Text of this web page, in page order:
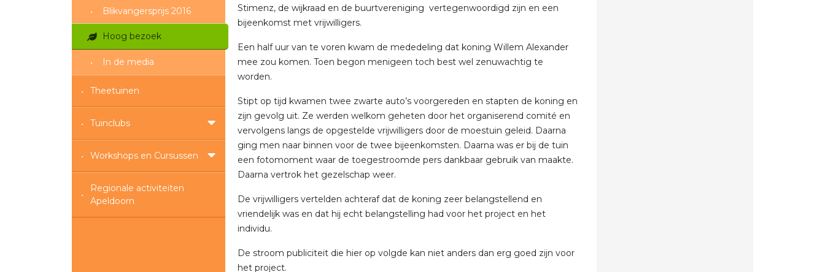
Blikvangersprijs 2016
Hoog bezoek
In de media
Theetuinen
Tuinclubs
Workshops en Cursussen
Regionale activiteiten
Apeldoorn
Stimenz, de wijkraad en de buurtvereniging vertegenwoordigd zijn en een
bijeenkomst met vrijwilligers.
Een half uur van te voren kwam de mededeling dat koning Willem Alexander
mee zou komen. Toen begon menigeen toch best wel zenuwachtig te
worden.
Stipt op tijd kwamen twee zwarte auto’s voorgereden en stapten de koning en
zijn gevolg uit. Ze werden welkom geheten door het organiserend comité en
vervolgens langs de opgestelde vrijwilligers door de moestuin geleid. Daarna
ging men naar binnen voor de twee bijeenkomsten. Daarna was er bij de tuin
een fotomoment waar de toegestroomde pers dankbaar gebruik van maakte.
Daarna vertrok het gezelschap weer.
De vrijwilligers vertelden achteraf dat de koning zeer belangstellend en
vriendelijk was en dat hij echt belangstelling had voor het project en het
individu.
De stroom publiciteit die hier op volgde kan niet anders dan erg goed zijn voor
het project.